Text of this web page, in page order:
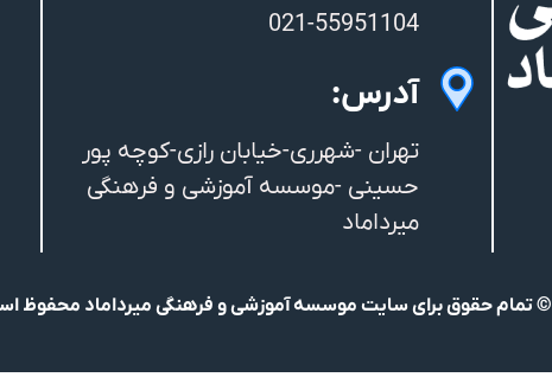
021-55951104
آدرس:
تهران -شهرری-خیابان رازی-کوچه پور
حسینی -موسسه آموزشی و فرهنگی
میرداماد
© تمام حقوق برای سایت موسسه آموزشی و فرهنگی میرداماد محفوظ